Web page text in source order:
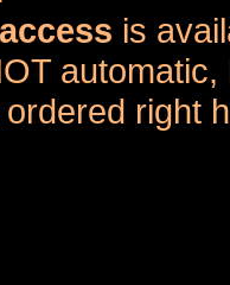
is
right